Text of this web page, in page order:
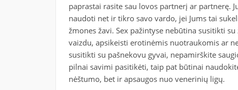
paprastai rasite sau lovos partnerį ar partnerę.
naudoti net ir tikro savo vardo, jei Jums tai
žmones žavi. Sex pažintyse nebūtina susitikti
vaizdu, apsikeisti erotinėmis nuotraukomis ar
susitikti su pašnekovu gyvai, nepamirškite
pilnai savimi pasitikėti, taip pat būtinai
nėštumo, bet ir apsaugos nuo venerinių ligų.